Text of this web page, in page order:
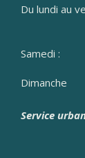
Du lundi au
Samedi :
Dimanche
Service